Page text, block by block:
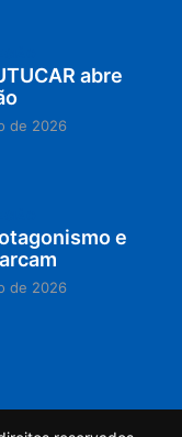
abre
de 2026
e
de 2026